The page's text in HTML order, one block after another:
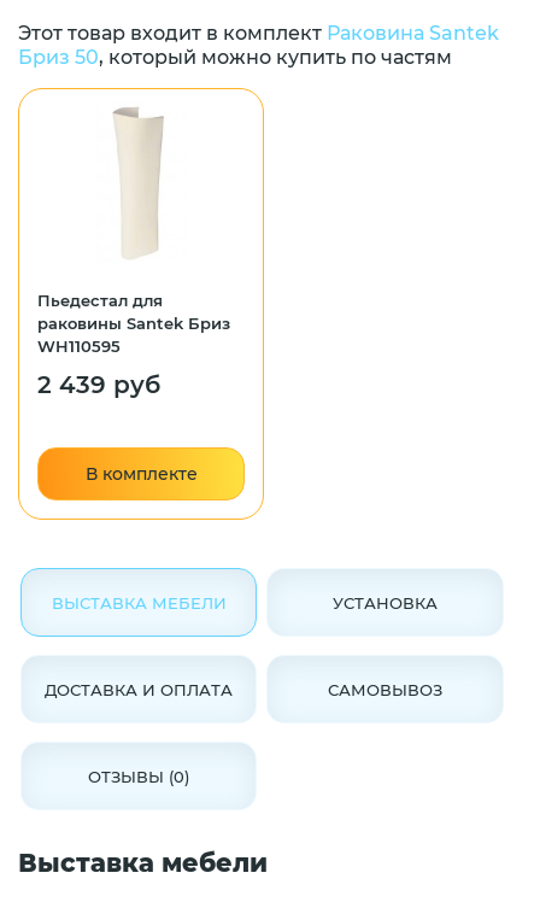
Этот товар входит в комплект Раковина Santek
Бриз 50, который можно купить по частям
Пьедестал для
раковины Santek Бриз
WH110595
2 439 руб
В комплекте
ВЫСТАВКА МЕБЕЛИ УСТАНОВКА
ДОСТАВКА И ОПЛАТА САМОВЫВОЗ
ОТЗЫВЫ (0)
Выставка мебели